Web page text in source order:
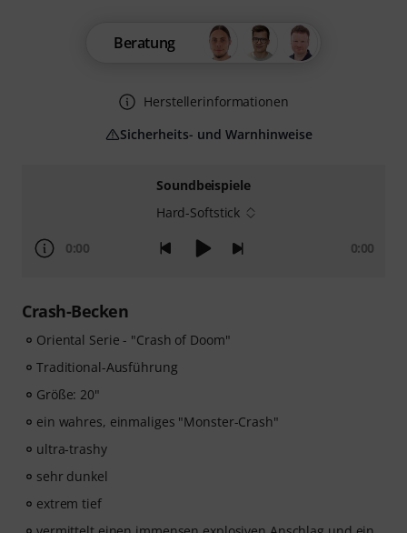
Soundbeispiele
Hard-Softstick
0:00 0:00
Crash-Becken
Oriental Serie - "Crash of Doom"
Traditional-Ausführung
Größe: 20"
ein wahres, einmaliges "Monster-Crash"
ultra-trashy
sehr dunkel
extrem tief
Beratung
Herstellerinformationen
Sicherheits- und Warnhinweise